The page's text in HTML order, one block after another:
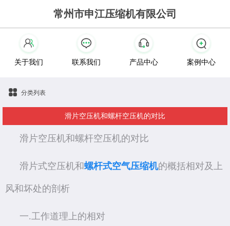
常州市申江压缩机有限公司
关于我们 联系我们 产品中心 案例中心
分类列表
滑片空压机和螺杆空压机的对比
滑片空压机和螺杆空压机的对比
滑片式空压机和螺杆式空气压缩机的概括相对及上
风和坏处的剖析
一.工作道理上的相对